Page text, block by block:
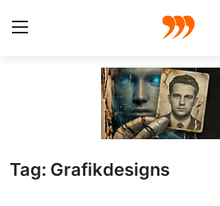
Galerie
Tag: Grafikdesigns